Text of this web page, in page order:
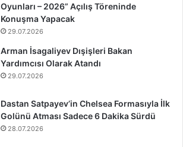
Oyunları – 2026” Açılış Töreninde
Konuşma Yapacak
29.07.2026
Arman İsagaliyev Dışişleri Bakan
Yardımcısı Olarak Atandı
29.07.2026
Dastan Satpayev’in Chelsea Formasıyla İlk
Golünü Atması Sadece 6 Dakika Sürdü
28.07.2026